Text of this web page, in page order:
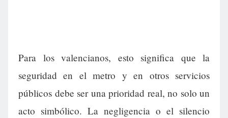
Para los valencianos, esto significa que la
seguridad en el metro y en otros servicios
públicos debe ser una prioridad real, no solo un
acto simbólico. La negligencia o el silencio